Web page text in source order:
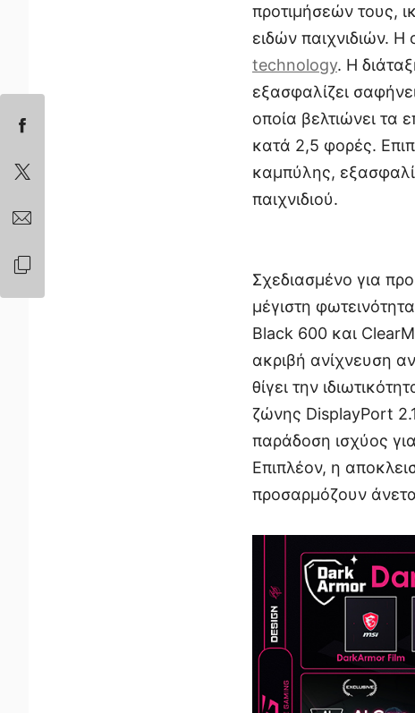
προτιμήσεών τους,
ειδών παιχνιδιών. Η
technology. Η
εξασφαλίζει
οποία βελτιώνει τα
κατά 2,5 φορές.
καμπύλης,
παιχνιδιού.
Σχεδιασμένο για
μέγιστη
Black 600 και
ακριβή ανίχνευση
θίγει την
ζώνης DisplayPort
παράδοση ισχύος
Επιπλέον, η
προσαρμόζουν άνετα